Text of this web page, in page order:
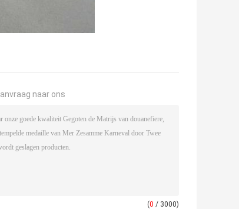
naar ons
(0 / 3000)